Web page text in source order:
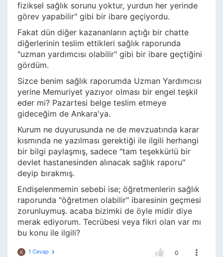
fiziksel sağlık sorunu yoktur, yurdun her yerinde
görev yapabilir" gibi bir ibare geçiyordu.
Fakat dün diğer kazananların açtığı bir chatte
diğerlerinin teslim ettikleri sağlık raporunda
"uzman yardımcısı olabilir" gibi bir ibare geçtiğini
gördüm.
Sizce benim sağlık raporumda Uzman Yardımcısı
yerine Memuriyet yazıyor olması bir engel teşkil
eder mi? Pazartesi belge teslim etmeye
gideceğim de Ankara'ya.
Kurum ne duyurusunda ne de mevzuatında karar
kısmında ne yazılması gerektiği ile ilgili herhangi
bir bilgi paylaşmış, sadece "tam teşekkürlü bir
devlet hastanesinden alınacak sağlık raporu"
deyip bırakmış.
Endişelenmemin sebebi ise; öğretmenlerin sağlık
raporunda "öğretmen olabilir" ibaresinin geçmesi
zorunluymuş. acaba bizimki de öyle midir diye
merak ediyorum. Tecrübesi veya fikri olan var mı
bu konu ile ilgili?
K 1 Cevap 0